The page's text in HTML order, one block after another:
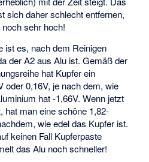
sich daher schlecht entfernen,
sehr hoch!
ist es, nach dem Reinigen
der A2 aus Alu ist. Gemäß der
hat Kupfer ein
oder 0,16V, je nach dem, wie
hat -1,66V. Wenn jetzt
hat man eine schöne 1,82-
wie edel das Kupfer ist.
keinen Fall Kupferpaste
das Alu noch schneller!